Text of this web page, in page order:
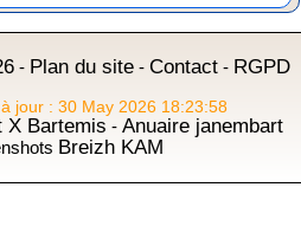
- Plan du site -Contact - RGPD
jour : 30 May 2026 18:23:58
X Bartemis - Anuaire janembart
Breizh KAM